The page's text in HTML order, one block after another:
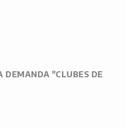
DEMANDA "CLUBES DE